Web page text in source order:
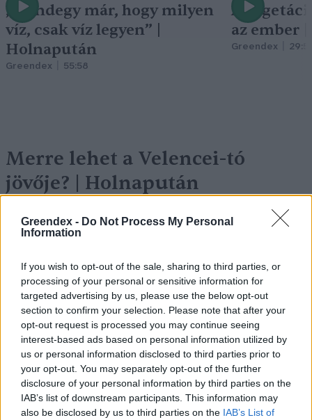
Greendex - Do Not Process My Personal
Information
If you wish to opt-out of the sale, sharing to third parties, or
processing of your personal or sensitive information for
targeted advertising by us, please use the below opt-out
section to confirm your selection. Please note that after your
opt-out request is processed you may continue seeing
interest-based ads based on personal information utilized by
us or personal information disclosed to third parties prior to
your opt-out. You may separately opt-out of the further
disclosure of your personal information by third parties on the
IAB’s list of downstream participants. This information may
also be disclosed by us to third parties on the IAB’s List of
„Mindegy már, hogy milyen
víz, csak víz legyen” |
Holnapután
Greendex 55:58
A
az ember
Greendex
Merre lehet a Velencei-tó
jövője? | Holnapután